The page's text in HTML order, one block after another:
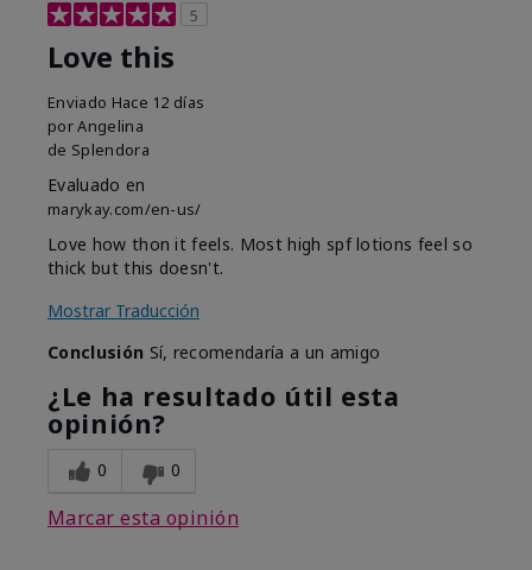
5
Love this
Enviado Hace 12 días
porAngelina
de Splendora
Evaluado en
marykay.com/en-us/
Love how thon it feels. Most high spf lotions feel so
thick but this doesn't.
Mostrar Traducción
Conclusión Sí, recomendaría a un amigo
¿Le ha resultado útil esta
opinión?
0 0
Marcar esta opinión